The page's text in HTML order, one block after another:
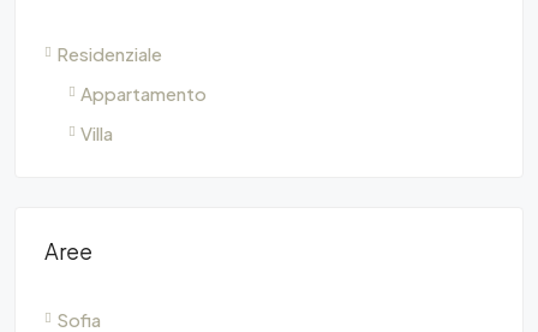
Residenziale
Appartamento
Villa
Aree
Sofia